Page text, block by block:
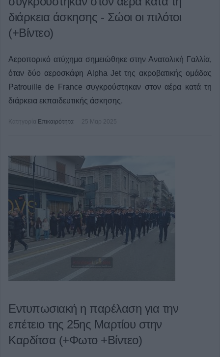
διάρκεια άσκησης - Σώοι οι πιλότοι
(+Βίντεο)
Αεροπορικό ατύχημα σημειώθηκε στην Ανατολική Γαλλία,
όταν δύο αεροσκάφη Alpha Jet της ακροβατικής ομάδας
Patrouille de France συγκρούστηκαν στον αέρα κατά τη
διάρκεια εκπαιδευτικής άσκησης.
Κατηγορία Επικαιρότητα 25 Μαρ 2025
Εντυπωσιακή η παρέλαση για την
επέτειο της 25ης Μαρτίου στην
Καρδίτσα (+Φωτο +Βίντεο)